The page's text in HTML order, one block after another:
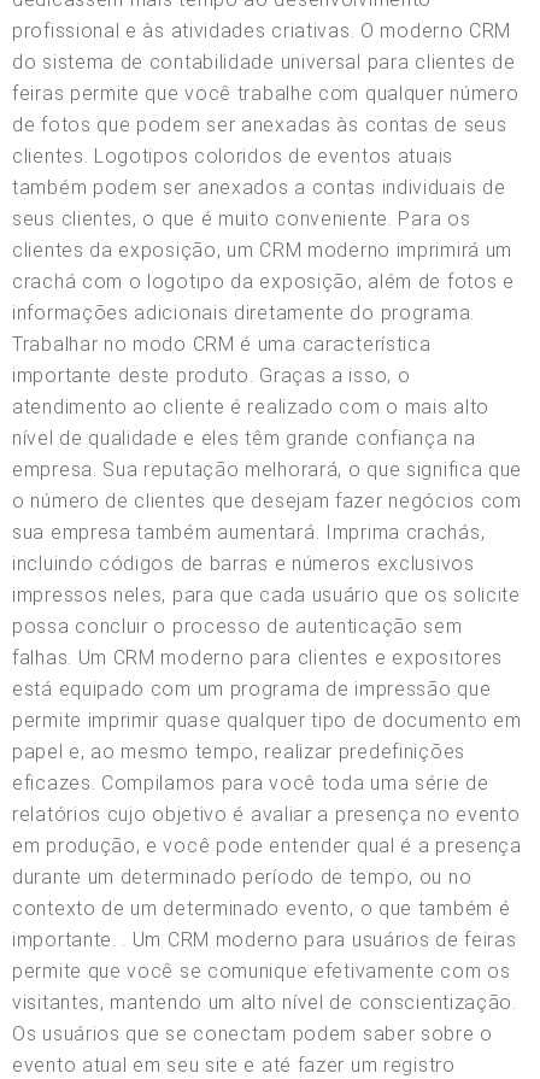
profissional e às atividades criativas. O moderno CRM
do sistema de contabilidade universal para clientes de
feiras permite que você trabalhe com qualquer número
de fotos que podem ser anexadas às contas de seus
clientes. Logotipos coloridos de eventos atuais
também podem ser anexados a contas individuais de
seus clientes, o que é muito conveniente. Para os
clientes da exposição, um CRM moderno imprimirá um
crachá com o logotipo da exposição, além de fotos e
informações adicionais diretamente do programa.
Trabalhar no modo CRM é uma característica
importante deste produto. Graças a isso, o
atendimento ao cliente é realizado com o mais alto
nível de qualidade e eles têm grande confiança na
empresa. Sua reputação melhorará, o que significa que
o número de clientes que desejam fazer negócios com
sua empresa também aumentará. Imprima crachás,
incluindo códigos de barras e números exclusivos
impressos neles, para que cada usuário que os solicite
possa concluir o processo de autenticação sem
falhas. Um CRM moderno para clientes e expositores
está equipado com um programa de impressão que
permite imprimir quase qualquer tipo de documento em
papel e, ao mesmo tempo, realizar predefinições
eficazes. Compilamos para você toda uma série de
relatórios cujo objetivo é avaliar a presença no evento
em produção, e você pode entender qual é a presença
durante um determinado período de tempo, ou no
contexto de um determinado evento, o que também é
importante. . Um CRM moderno para usuários de feiras
permite que você se comunique efetivamente com os
visitantes, mantendo um alto nível de conscientização.
Os usuários que se conectam podem saber sobre o
evento atual em seu site e até fazer um registro